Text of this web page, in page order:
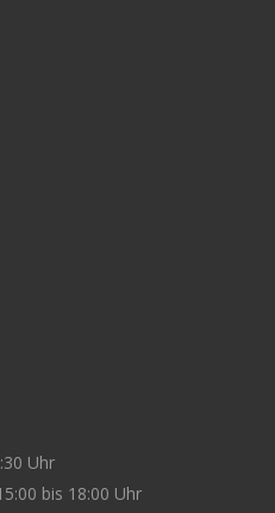
Uhr
bis 18:00 Uhr